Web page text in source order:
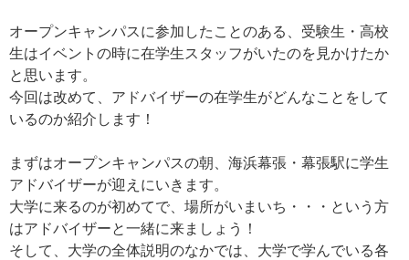
オープンキャンパスに参加したことのある、受験生・高校
生はイベントの時に在学生スタッフがいたのを見かけたか
と思います。
今回は改めて、アドバイザーの在学生がどんなことをして
いるのか紹介します！
まずはオープンキャンパスの朝、海浜幕張・幕張駅に学生
アドバイザーが迎えにいきます。
大学に来るのが初めてで、場所がいまいち・・・という方
はアドバイザーと一緒に来ましょう！
そして、大学の全体説明のなかでは、大学で学んでいる各